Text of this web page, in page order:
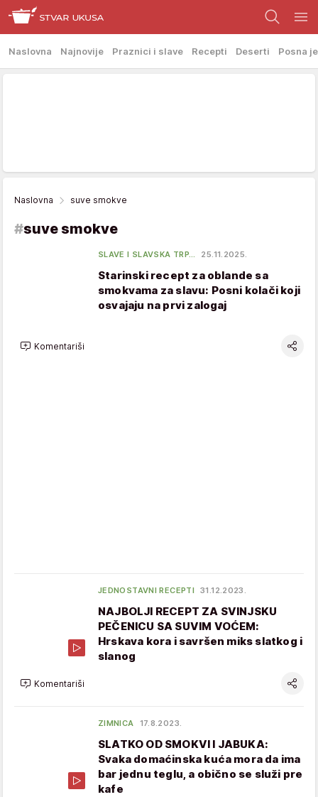
Naslovna Najnovije Praznici i slave Recepti Deserti Posna
Naslovna suve smokve
#suve smokve
SLAVE I SLAVSKA TRP… 25.11.2025.
Starinski recept za oblande sa
smokvama za slavu: Posni kolači koji
osvajaju na prvi zalogaj
Komentariši
JEDNOSTAVNI RECEPTI 31.12.2023.
NAJBOLJI RECEPT ZA SVINJSKU
PEČENICU SA SUVIM VOĆEM:
Hrskava kora i savršen miks slatkog i
slanog
Komentariši
ZIMNICA 17.8.2023.
SLATKO OD SMOKVI I JABUKA:
Svaka domaćinska kuća mora da ima
bar jednu teglu, a obično se služi pre
kafe